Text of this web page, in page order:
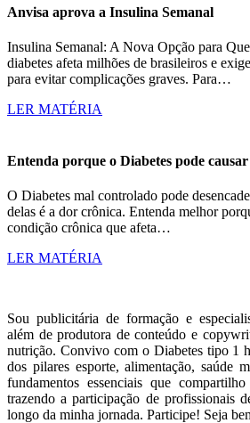
Anvisa aprova a Insulina Semanal
Insulina Semanal: A Nova Opção para
diabetes afeta milhões de brasileiros e
para evitar complicações graves. Para…
LER MATÉRIA
Entenda porque o Diabetes pode
O Diabetes mal controlado pode
delas é a dor crônica. Entenda melhor
condição crônica que afeta…
LER MATÉRIA
Sou publicitária de formação e
além de produtora de conteúdo e
nutrição. Convivo com o Diabetes tipo 1
dos pilares esporte, alimentação, saúde
fundamentos essenciais que
trazendo a participação de profissionais
longo da minha jornada. Participe! Seja